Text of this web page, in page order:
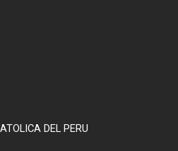
DEL PERU